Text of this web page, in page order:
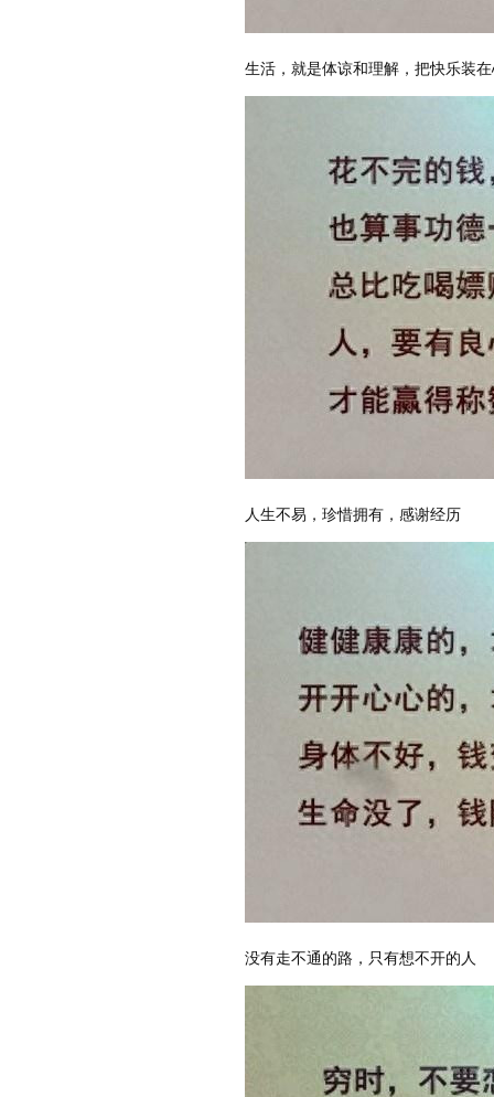
生活，就是体谅和理解，把快乐装
人生不易，珍惜拥有，感谢经历
没有走不通的路，只有想不开的人